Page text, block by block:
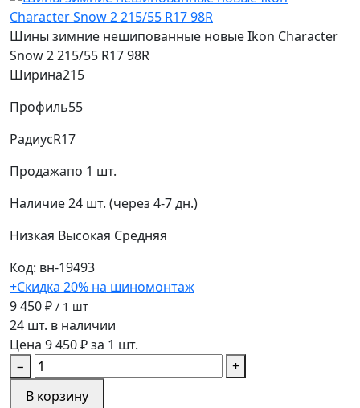
Шины зимние нешипованные новые Ikon Character
Snow 2 215/55 R17 98R
Ширина215
Профиль55
РадиусR17
Продажапо 1 шт.
Наличие24 шт. (через 4-7 дн.)
Низкая Высокая Средняя
Код: вн-19493
+Скидка 20% на шиномонтаж
9 450 ₽ / 1 шт
24 шт. в наличии
Цена 9 450 ₽ за 1 шт.
−
+
В корзину